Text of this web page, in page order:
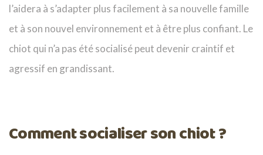
l’aidera à s’adapter plus facilement à sa nouvelle famille
et à son nouvel environnement et à être plus confiant. Le
chiot qui n’a pas été socialisé peut devenir craintif et
agressif en grandissant.
Comment socialiser son chiot ?